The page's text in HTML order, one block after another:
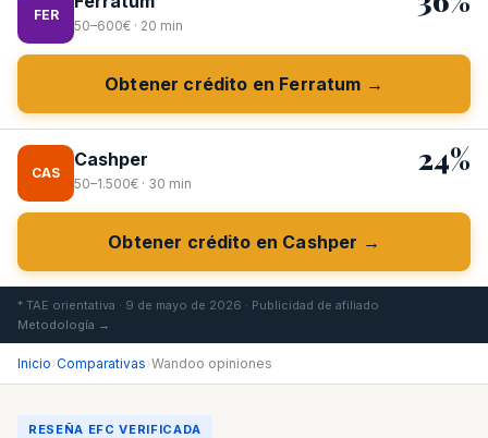
FER
50–600€ · 20 min
Obtener crédito en Ferratum →
CAS
Cashper
50–1.500€ · 30 min
24%
Obtener crédito en Cashper →
* TAE orientativa · 9 de mayo de 2026 · Publicidad de afiliado
Metodología →
Inicio›Comparativas›Wandoo opiniones
RESEÑA EFC VERIFICADA